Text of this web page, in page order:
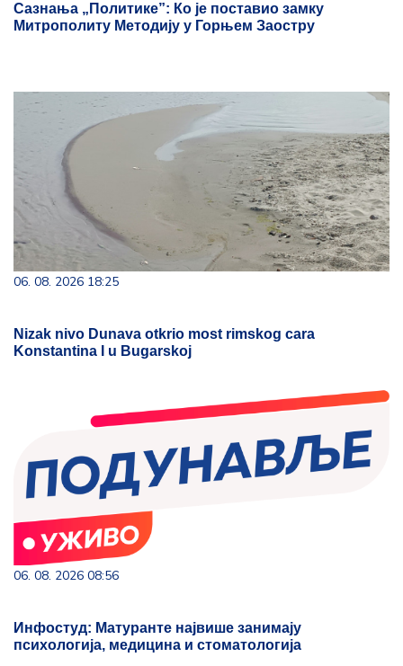
Сазнања „Политике”: Ко је поставио замку
Митрополиту Методију у Горњем Заостру
06. 08. 2026 18:25
Nizak nivo Dunava otkrio most rimskog cara
Konstantina I u Bugarskoj
06. 08. 2026 08:56
Инфостуд: Матуранте највише занимају
психологија, медицина и стоматологија